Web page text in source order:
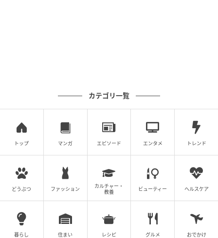
カテゴリ一覧
トップ マンガ エピソード エンタメ トレンド
どうぶつ ファッション
カルチャー・
教養
ビューティー ヘルスケア
暮らし 住まい レシピ グルメ おでかけ